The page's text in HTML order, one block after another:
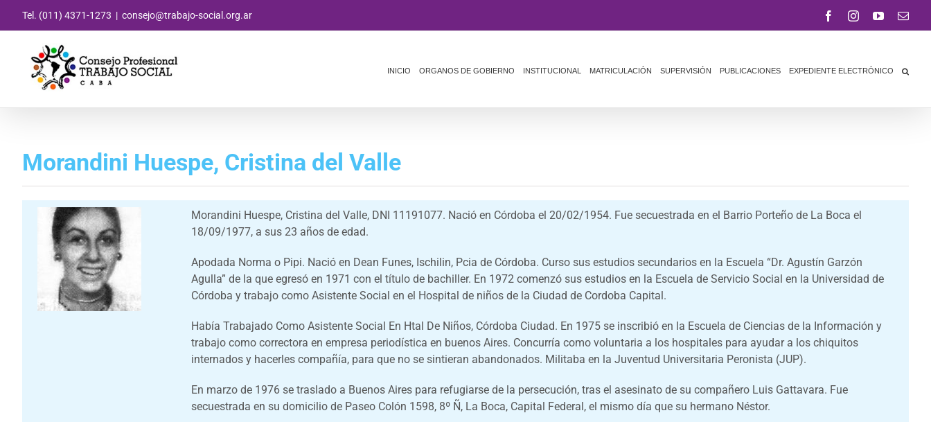
Tel. (011) 4371-1273 | consejo@trabajo-social.org.ar FacebookInstagramYouTube
INICIO ORGANOS DE GOBIERNO INSTITUCIONAL MATRICULACIÓN SUPERVISIÓN PUBLICACIONES EXPEDIENTE ELECTRÓNICO
Morandini Huespe, Cristina del Valle
Morandini Huespe, Cristina del Valle, DNI 11191077. Nació en Córdoba el 20/02/1954. Fue secuestrada en el Barrio Porteño de La Boca el
18/09/1977, a sus 23 años de edad.
Apodada Norma o Pipi. Nació en Dean Funes, Ischilin, Pcia de Córdoba. Curso sus estudios secundarios en la Escuela “Dr. Agustín Garzón
Agulla” de la que egresó en 1971 con el título de bachiller. En 1972 comenzó sus estudios en la Escuela de Servicio Social en la Universidad de
Córdoba y trabajo como Asistente Social en el Hospital de niños de la Ciudad de Cordoba Capital.
Había Trabajado Como Asistente Social En Htal De Niños, Córdoba Ciudad. En 1975 se inscribió en la Escuela de Ciencias de la Información y
trabajo como correctora en empresa periodística en buenos Aires. Concurría como voluntaria a los hospitales para ayudar a los chiquitos
internados y hacerles compañía, para que no se sintieran abandonados. Militaba en la Juventud Universitaria Peronista (JUP).
En marzo de 1976 se traslado a Buenos Aires para refugiarse de la persecución, tras el asesinato de su compañero Luis Gattavara. Fue
secuestrada en su domicilio de Paseo Colón 1598, 8º Ñ, La Boca, Capital Federal, el mismo día que su hermano Néstor.